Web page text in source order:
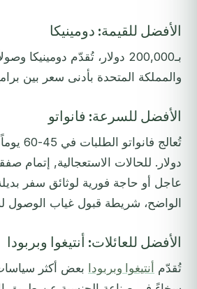
الأفضل للقيمة: دومينيكا
بـ200,000 دولار، تُقدّم دومينيكا
والمملكة المتحدة بأدنى سعر بين
الأفضل للسرعة: فانواتو
دولار. للحالات الاستعجالية, إتمام
عاجل أو حاجة فورية لوثائق سفر بديلة,
الواضح، شريطة قبول غياب الوصول
الأفضل للعائلات: أنتيغوا وبربودا
تُقدّم أنتيغوا وبربودا بعض أكثر